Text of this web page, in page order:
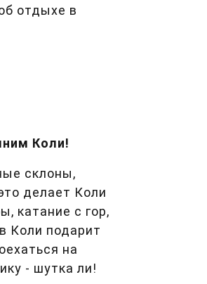
отдыхе в
Коли!
склоны,
делает Коли
катание с гор,
Коли подарит
на
- шутка ли!